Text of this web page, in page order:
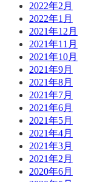
2022年2月
2022年1月
2021年12月
2021年11月
2021年10月
2021年9月
2021年8月
2021年7月
2021年6月
2021年5月
2021年4月
2021年3月
2021年2月
2020年6月